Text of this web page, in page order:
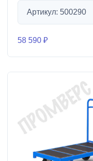
Артикул: 500290
58 590 ₽